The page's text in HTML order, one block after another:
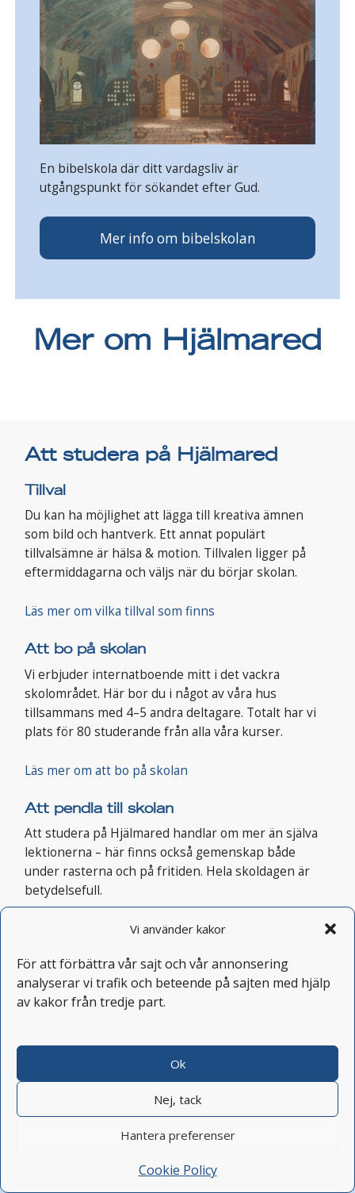
Vi använder kakor
För att förbättra vår sajt och vår annonsering
analyserar vi trafik och beteende på sajten med hjälp
av kakor från tredje part.
Ok
Nej, tack
Hantera preferenser
Cookie Policy
Skicka ansökan
En bibelskola där ditt vardagsliv är
utgångspunkt för sökandet efter Gud.
Mer info om bibelskolan
Mer om Hjälmared
Att studera på Hjälmared
Tillval
Du kan ha möjlighet att lägga till kreativa ämnen
som bild och hantverk. Ett annat populärt
tillvalsämne är hälsa & motion. Tillvalen ligger på
eftermiddagarna och väljs när du börjar skolan.
Läs mer om vilka tillval som finns
Att bo på skolan
Vi erbjuder internatboende mitt i det vackra
skolområdet. Här bor du i något av våra hus
tillsammans med 4–5 andra deltagare. Totalt har vi
plats för 80 studerande från alla våra kurser.
Läs mer om att bo på skolan
Att pendla till skolan
Att studera på Hjälmared handlar om mer än själva
lektionerna – här finns också gemenskap både
under rasterna och på fritiden. Hela skoldagen är
betydelsefull.
Läs mer om att pendla till skolan
Gemensamma aktiviteter
Vi har flera aktiviteter som är gemensamt för alla, så
som temadagar och friluftsdagar. Det skapar
är en stor gemenskap.
studiemedel från CSN. Du betalar en deltagaravgift